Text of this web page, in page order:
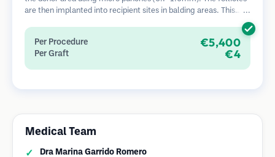
are then implanted into recipient sites in balding areas. This
healing compared to strip harvesting methods.
Per Procedure €5,400
Per Graft €4
Medical Team
Dra Marina Garrido Romero